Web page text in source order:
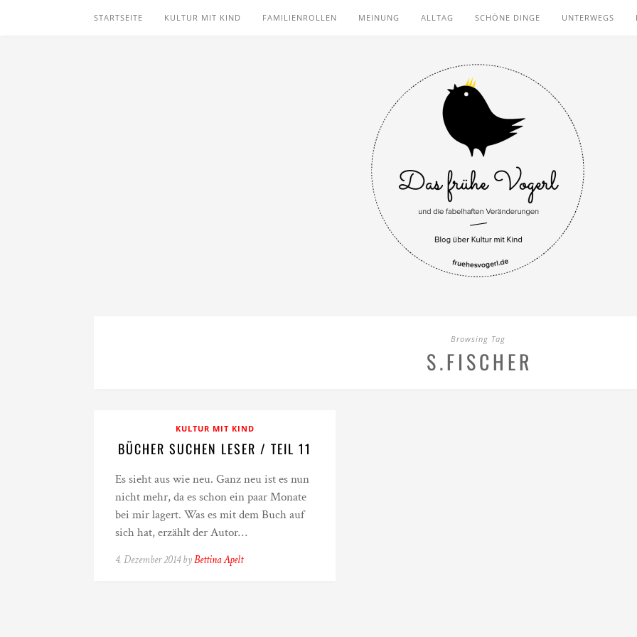
STARTSEITE KULTUR MIT KIND FAMILIENROLLEN MEINUNG ALLTAG SCHÖNE DINGE UNTERWEGS
Browsing Tag
S.FISCHER
KULTUR MIT KIND
BÜCHER SUCHEN LESER / TEIL 11
Es sieht aus wie neu. Ganz neu ist es nun
nicht mehr, da es schon ein paar Monate
bei mir lagert. Was es mit dem Buch auf
sich hat, erzählt der Autor…
4. Dezember 2014 byBettina Apelt